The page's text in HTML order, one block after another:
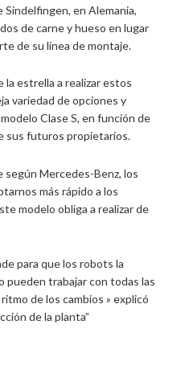
en Alemania,
de carne y hueso en lugar
de su línea de montaje.
la estrella a realizar estos
variedad de opciones y
Clase S, en función de
sus futuros propietarios.
según Mercedes-Benz, los
más rápido a los
modelo obliga a realizar de
para que los robots la
pueden trabajar con todas las
de los cambios » explicó
de la planta”